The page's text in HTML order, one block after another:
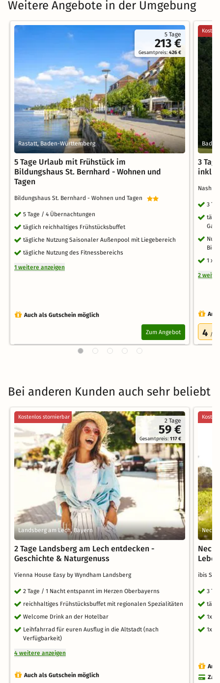
Weitere Angebote in der Umgebung
5 Tage
213 €
Gesamtpreis:426 €
Rastatt, Baden-Württemberg
5 Tage Urlaub mit Frühstück im
Bildungshaus St. Bernhard - Wohnen und
Tagen
Bildungshaus St. Bernhard - Wohnen und Tagen
5 Tage / 4 Übernachtungen
täglich reichhaltiges Frühstücksbuffet
tägliche Nutzung Saisonaler Außenpool mit Liegebereich
tägliche Nutzung des Fitnessbereichs
1 weitere anzeigen
Auch als Gutschein möglich
Zum Angebot
Bad
3
3
Bio-
1 x
2
4 /5.0
Bei anderen Kunden auch sehr beliebt
2 Tage
59 €
Gesamtpreis:117 €
Kostenlos stornierbar
Landsberg am Lech, Bayern
2 Tage Landsberg am Lech entdecken -
Geschichte & Naturgenuss
Vienna House Easy by Wyndham Landsberg
2 Tage / 1 Nacht entspannt im Herzen Oberbayerns
reichhaltiges Frühstücksbuffet mit regionalen Spezialitäten
Welcome Drink an der Hotelbar
Leihfahrrad für euren Ausflug in die Altstadt (nach
Verfügbarkeit)
4 weitere anzeigen
Auch als Gutschein möglich
ibis
3
1x
1x